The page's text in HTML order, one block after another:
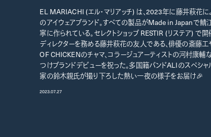
EL MARIACHI (エル・マリアッチ) は、2023年に藤井萩花
のアイウェアブランド。すべての製品がMade in Japanで
寧に作られている。セレクトショップ RESTIR (リステア) で開
ディレクターを務める藤井萩花の友人である、俳優の斎藤
OF CHICKENのチャマ、コラージュアーティストの河村康輔
つけブランドデビューを祝った。多国籍バンドALIのスペシ
家の鈴木親氏が撮り下ろした熱い一夜の様子をお届け🎉
2023.07.27